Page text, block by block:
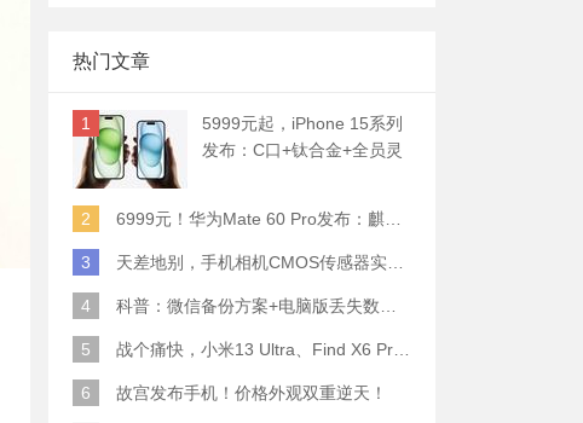
热门文章
1
5999元起，iPhone 15系列
发布：C口+钛合金+全员灵
2 6999元！华为Mate 60 Pro发布：麒麟9000S+卫星通话 (附初步跑分)
3 天差地别，手机相机CMOS传感器实际面积对比
4 科普：微信备份方案+电脑版丢失数据恢复指南
5 战个痛快，小米13 Ultra、Find X6 Pro、vivo X90 Pro+、小米12SU拍照横评
6 故宫发布手机！价格外观双重逆天！